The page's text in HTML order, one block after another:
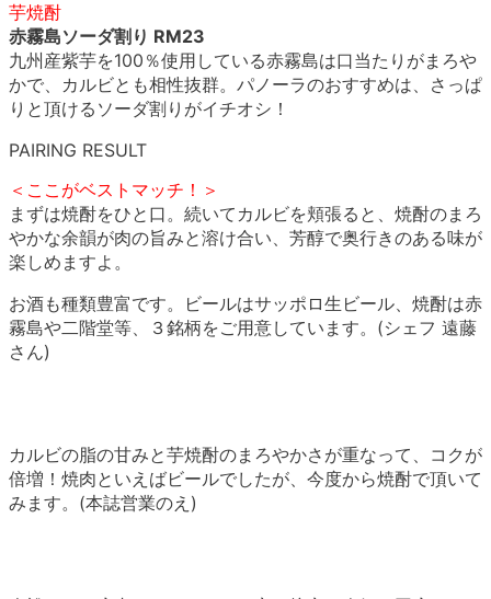
芋焼酎
赤霧島ソーダ割り RM23
九州産紫芋を100％使用している赤霧島は口当たりがまろや
かで、カルビとも相性抜群。パノーラのおすすめは、さっぱ
りと頂けるソーダ割りがイチオシ！
PAIRING RESULT
＜ここがベストマッチ！＞
まずは焼酎をひと口。続いてカルビを頬張ると、焼酎のまろ
やかな余韻が肉の旨みと溶け合い、芳醇で奥行きのある味が
楽しめますよ。
お酒も種類豊富です。ビールはサッポロ生ビール、焼酎は赤
霧島や二階堂等、３銘柄をご用意しています。(シェフ 遠藤
さん)
カルビの脂の甘みと芋焼酎のまろやかさが重なって、コクが
倍増！焼肉といえばビールでしたが、今度から焼酎で頂いて
みます。(本誌営業のえ)